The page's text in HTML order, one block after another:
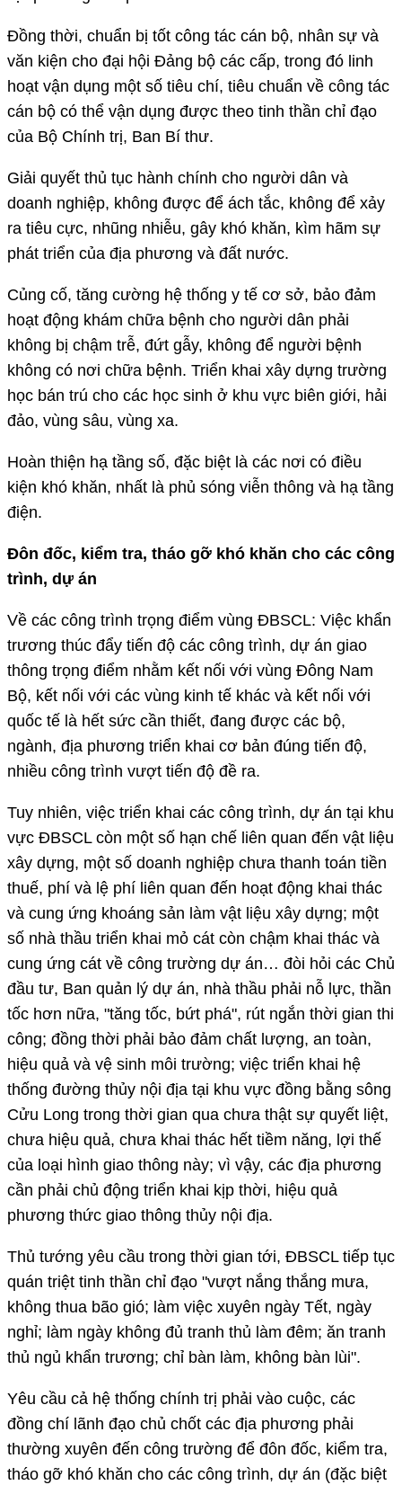
Đồng thời, chuẩn bị tốt công tác cán bộ, nhân sự và
văn kiện cho đại hội Đảng bộ các cấp, trong đó linh
hoạt vận dụng một số tiêu chí, tiêu chuẩn về công tác
cán bộ có thể vận dụng được theo tinh thần chỉ đạo
của Bộ Chính trị, Ban Bí thư.
Giải quyết thủ tục hành chính cho người dân và
doanh nghiệp, không được để ách tắc, không để xảy
ra tiêu cực, nhũng nhiễu, gây khó khăn, kìm hãm sự
phát triển của địa phương và đất nước.
Củng cố, tăng cường hệ thống y tế cơ sở, bảo đảm
hoạt động khám chữa bệnh cho người dân phải
không bị chậm trễ, đứt gẫy, không để người bệnh
không có nơi chữa bệnh. Triển khai xây dựng trường
học bán trú cho các học sinh ở khu vực biên giới, hải
đảo, vùng sâu, vùng xa.
Hoàn thiện hạ tầng số, đặc biệt là các nơi có điều
kiện khó khăn, nhất là phủ sóng viễn thông và hạ tầng
điện.
Đôn đốc, kiểm tra, tháo gỡ khó khăn cho các công
trình, dự án
Về các công trình trọng điểm vùng ĐBSCL: Việc khẩn
trương thúc đẩy tiến độ các công trình, dự án giao
thông trọng điểm nhằm kết nối với vùng Đông Nam
Bộ, kết nối với các vùng kinh tế khác và kết nối với
quốc tế là hết sức cần thiết, đang được các bộ,
ngành, địa phương triển khai cơ bản đúng tiến độ,
nhiều công trình vượt tiến độ đề ra.
Tuy nhiên, việc triển khai các công trình, dự án tại khu
vực ĐBSCL còn một số hạn chế liên quan đến vật liệu
xây dựng, một số doanh nghiệp chưa thanh toán tiền
thuế, phí và lệ phí liên quan đến hoạt động khai thác
và cung ứng khoáng sản làm vật liệu xây dựng; một
số nhà thầu triển khai mỏ cát còn chậm khai thác và
cung ứng cát về công trường dự án… đòi hỏi các Chủ
đầu tư, Ban quản lý dự án, nhà thầu phải nỗ lực, thần
tốc hơn nữa, "tăng tốc, bứt phá", rút ngắn thời gian thi
công; đồng thời phải bảo đảm chất lượng, an toàn,
hiệu quả và vệ sinh môi trường; việc triển khai hệ
thống đường thủy nội địa tại khu vực đồng bằng sông
Cửu Long trong thời gian qua chưa thật sự quyết liệt,
chưa hiệu quả, chưa khai thác hết tiềm năng, lợi thế
của loại hình giao thông này; vì vậy, các địa phương
cần phải chủ động triển khai kịp thời, hiệu quả
phương thức giao thông thủy nội địa.
Thủ tướng yêu cầu trong thời gian tới, ĐBSCL tiếp tục
quán triệt tinh thần chỉ đạo "vượt nắng thắng mưa,
không thua bão gió; làm việc xuyên ngày Tết, ngày
nghỉ; làm ngày không đủ tranh thủ làm đêm; ăn tranh
thủ ngủ khẩn trương; chỉ bàn làm, không bàn lùi".
Yêu cầu cả hệ thống chính trị phải vào cuộc, các
đồng chí lãnh đạo chủ chốt các địa phương phải
thường xuyên đến công trường để đôn đốc, kiểm tra,
tháo gỡ khó khăn cho các công trình, dự án (đặc biệt